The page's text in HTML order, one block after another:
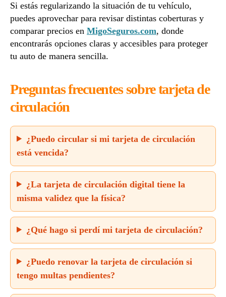
Si estás regularizando la situación de tu vehículo,
puedes aprovechar para revisar distintas coberturas y
comparar precios en MigoSeguros.com, donde
encontrarás opciones claras y accesibles para proteger
tu auto de manera sencilla.
Preguntas frecuentes sobre tarjeta de
circulación
¿Puedo circular si mi tarjeta de circulación
está vencida?
¿La tarjeta de circulación digital tiene la
misma validez que la física?
¿Qué hago si perdí mi tarjeta de circulación?
¿Puedo renovar la tarjeta de circulación si
tengo multas pendientes?